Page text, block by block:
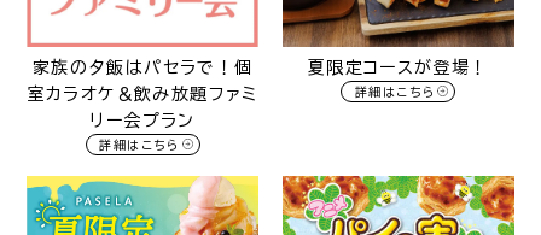
家族の夕飯はパセラで！個
室カラオケ＆飲み放題ファミ
リー会プラン
詳細はこちら
夏限定コースが登場！
詳細はこちら